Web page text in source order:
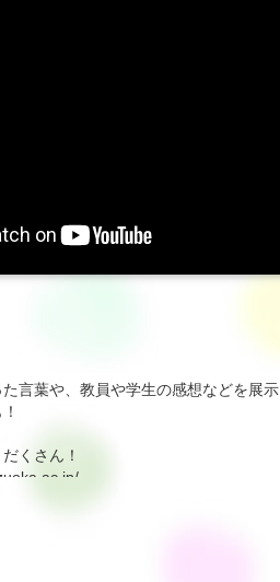
言葉や、教員や学生の感想などを展示
くさん！